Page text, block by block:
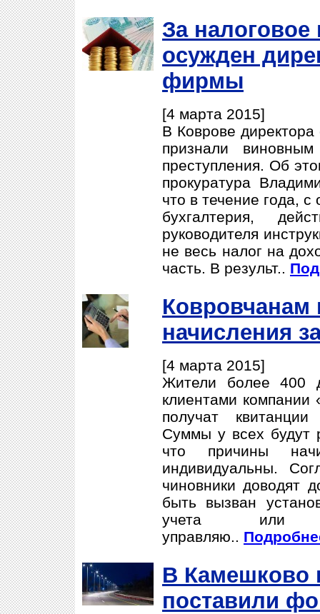
За налоговое
осужден
фирмы
[4 марта 2015]
В Коврове
признали
преступления. Об
прокуратура
что в течение года, с
бухгалтерия,
руководителя
не весь налог на
часть. В результ..
Ковровчанам
начисления
[4 марта 2015]
Жители более 400
клиентами компании
получат
Суммы у всех будут
что причины
индивидуальны.
чиновники доводят
быть вызван
учета или
управляю..
В Камешково
поставили